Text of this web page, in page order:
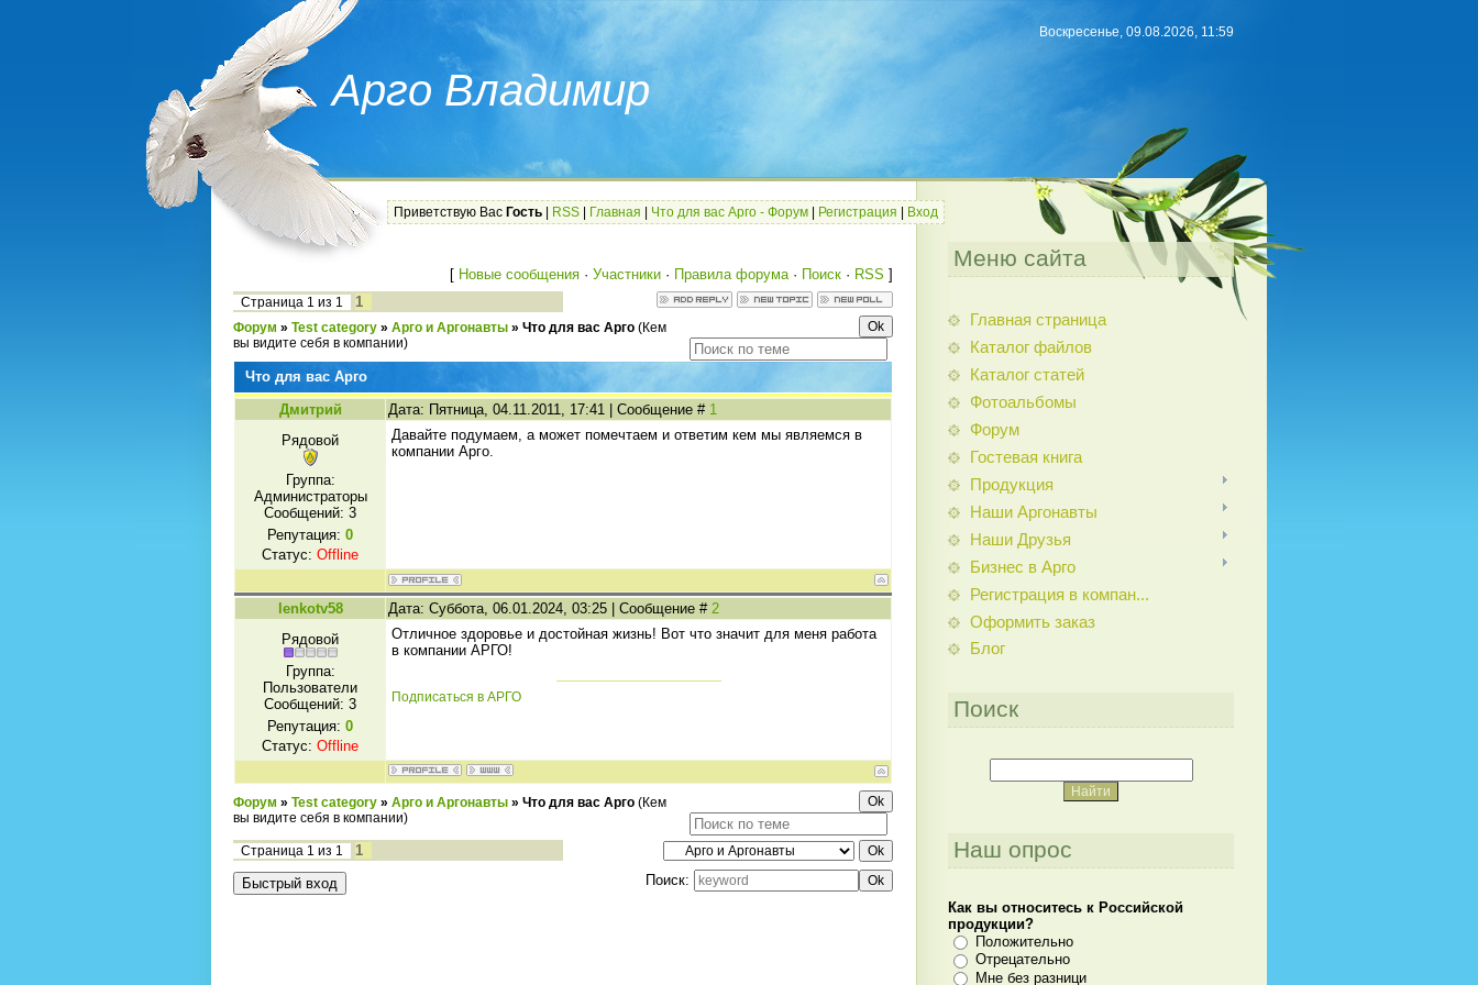
Арго Владимир
Воскресенье, 09.08.2026, 11:59
Приветствую Вас Гость RSS Главная Что для вас Арго - Форум Регистрация Вход
[ Новые сообщения · Участники · Правила форума· Поиск · RSS ]
Страница 1 из 1 1
Форум » Test category » Арго и Аргонавты » Что для вас Арго (Кем
вы видите себя в компании)
Что для вас Арго
Дмитрий
Дата: Пятница, 04.11.2011, 17:41 | Сообщение # 1
Рядовой
Группа:
Администраторы
Сообщений: 3
Репутация: 0
Статус: Offline
Давайте подумаем, а может помечтаем и ответим кем мы являемся в
компании Арго.
lenkotv58 Дата: Суббота, 06.01.2024, 03:25 | Сообщение # 2
Рядовой
Группа:
Пользователи
Сообщений: 3
Репутация: 0
Статус: Offline
Отличное здоровье и достойная жизнь! Вот что значит для меня работа
в компании АРГО!
Подписаться в АРГО
Форум » Test category » Арго и Аргонавты » Что для вас Арго (Кем
вы видите себя в компании)
Страница 1 из 1
1
Поиск:
Меню сайта
Главная страница
Каталог файлов
Каталог статей
Фотоальбомы
Форум
Гостевая книга
Продукция
Наши Аргонавты
Наши Друзья
Бизнес в Арго
Регистрация в компан...
Оформить заказ
Блог
Поиск
Наш опрос
Как вы относитесь к Российской
продукции?
Положительно
Отрецательно
Мне без разници